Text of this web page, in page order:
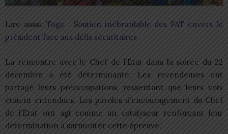
Lire aussi:Togo : Soutien inébranlable des FAT envers le
président face aux défis sécuritaires
La rencontre avec le Chef de l’État dans la soirée du 22
décembre a été déterminante. Les revendeuses ont
partagé leurs préoccupations, ressentant que leurs voix
étaient entendues. Les paroles d’encouragement du Chef
de l’État ont agi comme un catalyseur renforçant leur
détermination à surmonter cette épreuve.